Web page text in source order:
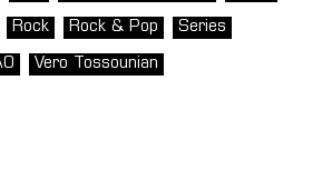
Rock Rock & Pop Series
Vero Tossounian